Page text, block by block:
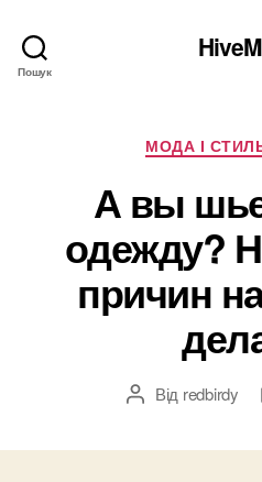
Пошук
МОДА І
А вы
одежду?
причин
Автор
Від redbirdy